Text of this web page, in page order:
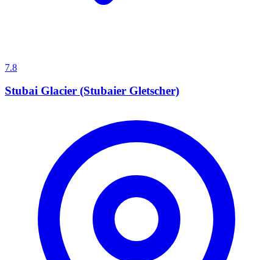
7.8
Stubai Glacier (Stubaier Gletscher)